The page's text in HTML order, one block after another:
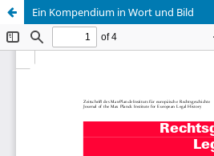
Ein Kompendium in Wort und Bild